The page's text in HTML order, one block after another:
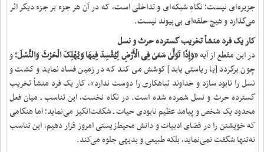
جزیره‌ای نیست؛ نگاهِ شبکه‌ای و تداخلی است، که در آن هر جزء بر جزء دیگر اثر
می‌گذارد و هیچ حلقه‌ای بی‌پیوند نیست.
کار یک فرد منشأ تخریب گسترده‌ حرث و نسل
در این مقطع از آیه«وَإِذَا تَوَلَّىٰ سَعَىٰ فِی الْأَرْضِ لِیُفْسِدَ فِیهَا وَیُهْلِکَ الْحَرْثَ وَالنَّسْلَ؛و
چون برگردد [یا ریاستى یابد] کوشش مى ‏کند که در زمین فساد نماید و کشت و
نسل را نابود سازد و خداوند تباهکارى را دوست ندارد»، کار یک فرد منشأ تخریب
گسترده‌ حرث و نسل شمرده شده است. در نگاه نخست، این تناسب ـ میان فعل
محدود یک شخص و پیامد عظیم نابودی حیات ـ شگفت‌انگیز می‌نماید؛ اما هنگامی
که خویشتن را در فضای ادبیات و دانش محیط‌زیستی امروز قرار دهیم، این تناسب
نه‌تنها شگفت نمی‌نماید، بلکه طبیعی و بدیهی جلوه می‌کند.